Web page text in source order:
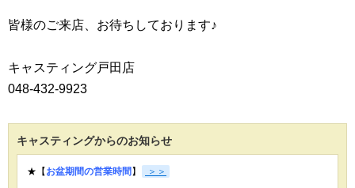
皆様のご来店、お待ちしております♪
キャスティング戸田店
048-432-9923
キャスティングからのお知らせ
★【お盆期間の営業時間】 ＞＞